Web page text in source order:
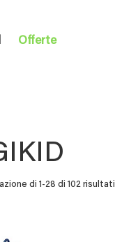
Offerte
di 1-28 di 102 risultati